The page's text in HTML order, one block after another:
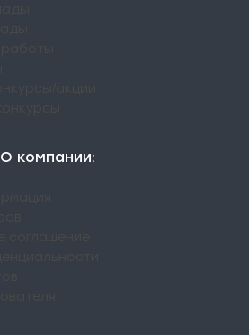
О компании: